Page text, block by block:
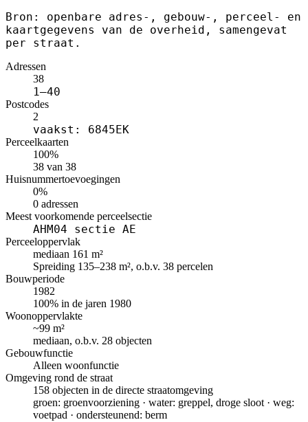
Bron: openbare adres-, gebouw-, perceel- en
kaartgegevens van de overheid, samengevat
per straat.
Adressen
38
1–40
Postcodes
2
vaakst: 6845EK
Perceelkaarten
100%
38 van 38
Huisnummertoevoegingen
0%
0 adressen
Meest voorkomende perceelsectie
AHM04 sectie AE
Perceeloppervlak
mediaan 161 m²
Spreiding 135–238 m², o.b.v. 38 percelen
Bouwperiode
1982
100% in de jaren 1980
Woonoppervlakte
~99 m²
mediaan, o.b.v. 28 objecten
Gebouwfunctie
Alleen woonfunctie
Omgeving rond de straat
158 objecten in de directe straatomgeving
groen: groenvoorziening · water: greppel, droge sloot · weg:
voetpad · ondersteunend: berm